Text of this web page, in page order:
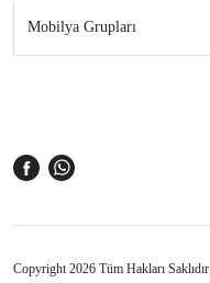
Mobilya Grupları
Copyright 2026 Tüm Hakları Saklıdır